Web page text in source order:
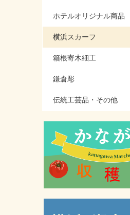
ホテルオリジナル商品
横浜スカーフ
箱根寄木細工
鎌倉彫
伝統工芸品・その他